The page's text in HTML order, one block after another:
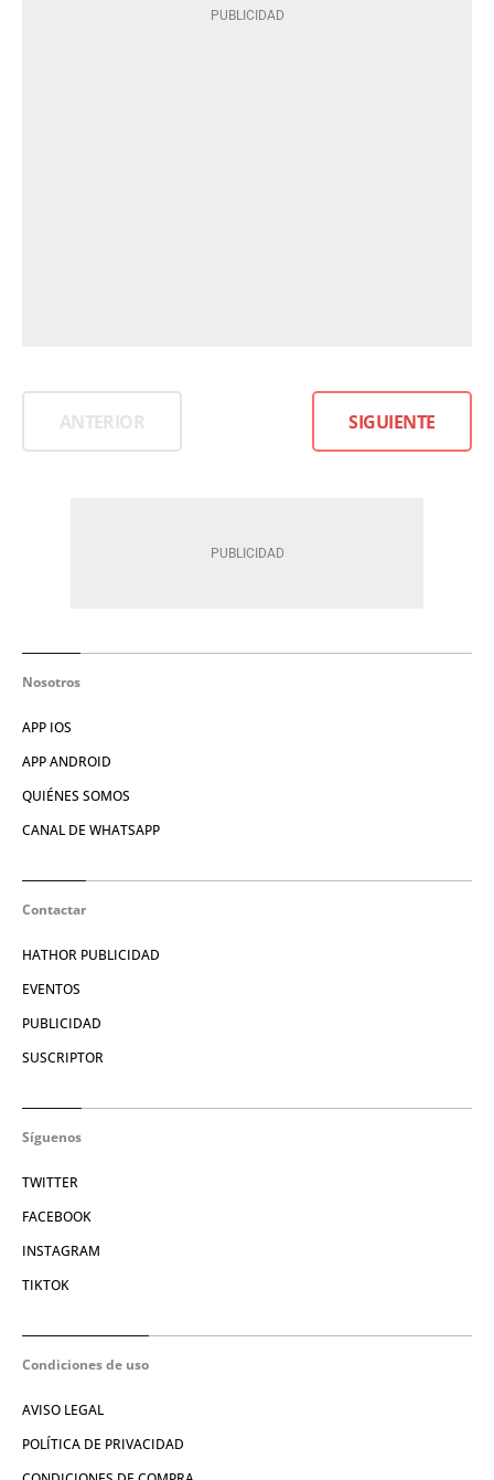
ANTERIOR SIGUIENTE
Nosotros
APP IOS
APP ANDROID
QUIÉNES SOMOS
CANAL DE WHATSAPP
Contactar
HATHOR PUBLICIDAD
EVENTOS
PUBLICIDAD
SUSCRIPTOR
Síguenos
TWITTER
FACEBOOK
INSTAGRAM
TIKTOK
Condiciones de uso
AVISO LEGAL
POLÍTICA DE PRIVACIDAD